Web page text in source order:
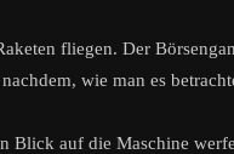
fliegen. Der
wie man es
Blick auf die Maschine